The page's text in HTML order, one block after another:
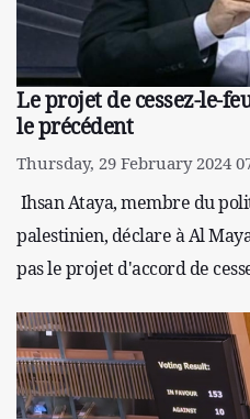
Le projet de cessez-le-
le précédent
Thursday, 29 February 2024
Ihsan Ataya, membre du
palestinien, déclare à Al
pas le projet d'accord de